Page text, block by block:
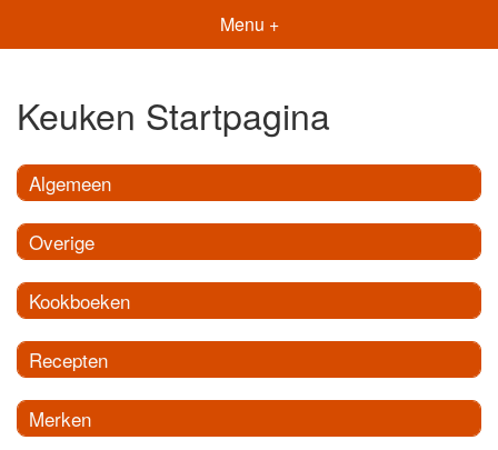
Menu +
Keuken Startpagina
Algemeen
Overige
Kookboeken
Recepten
Merken